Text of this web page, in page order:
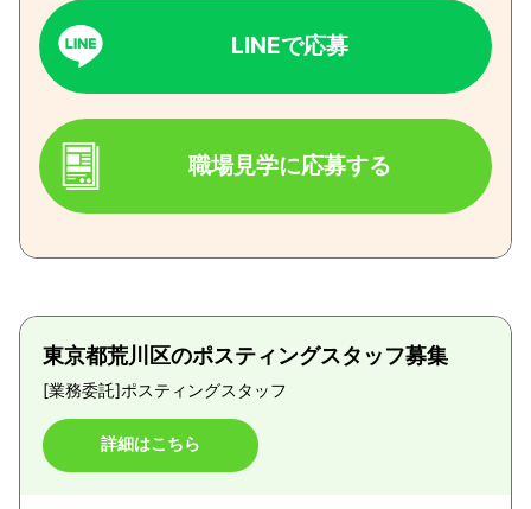
LINEで応募
職場見学に応募する
東京都荒川区のポスティングスタッフ募集
[業務委託]ポスティングスタッフ
詳細はこちら